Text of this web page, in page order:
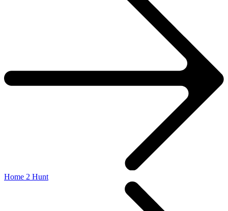
Home 2 Hunt